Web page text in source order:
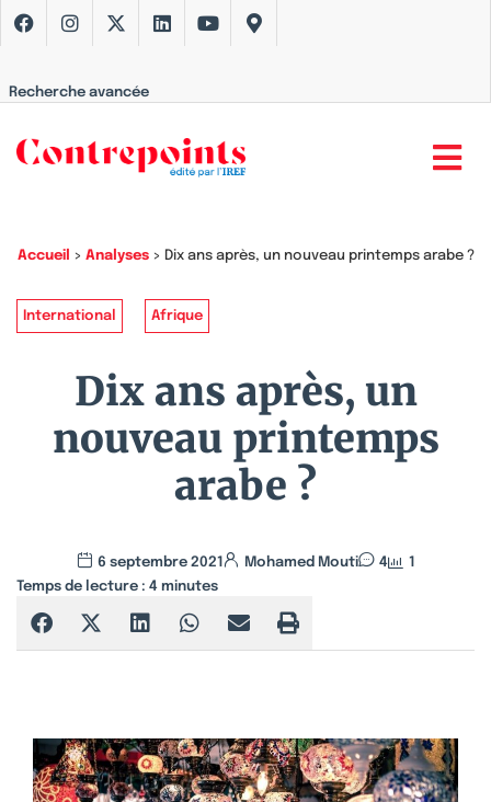
Recherche avancée
Accueil > Analyses> Dix ans après, un nouveau printemps arabe ?
International Afrique
Dix ans après, un
nouveau printemps
arabe ?
6 septembre 2021 Mohamed Mouti 4
1
Temps de lecture : 4 minutes